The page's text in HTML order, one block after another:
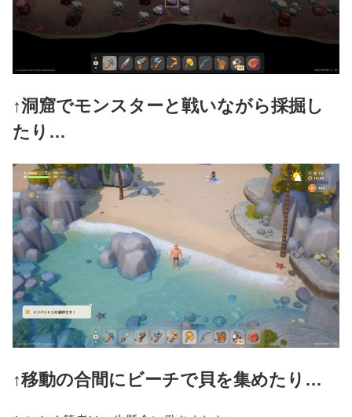
↑洞窟でモンスターと戦いながら採掘し
たり…
↑移動の合間 に ビーチで貝を集めたり …